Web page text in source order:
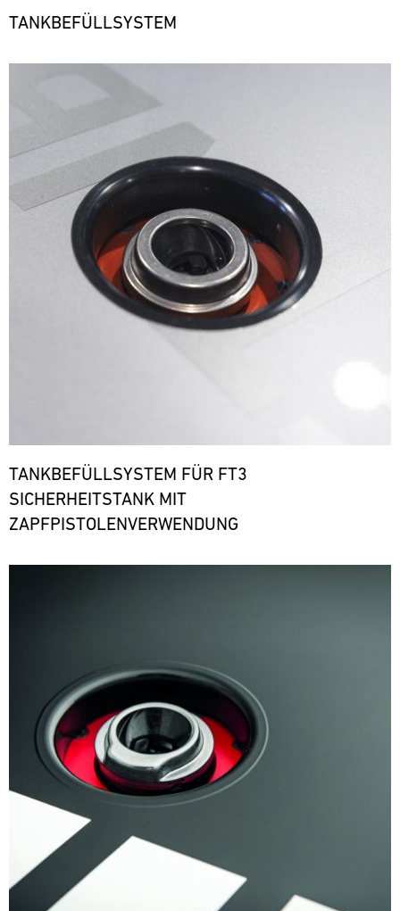
TANKBEFÜLLSYSTEM
TANKBEFÜLLSYSTEM FÜR FT3
SICHERHEITSTANK MIT
ZAPFPISTOLENVERWENDUNG